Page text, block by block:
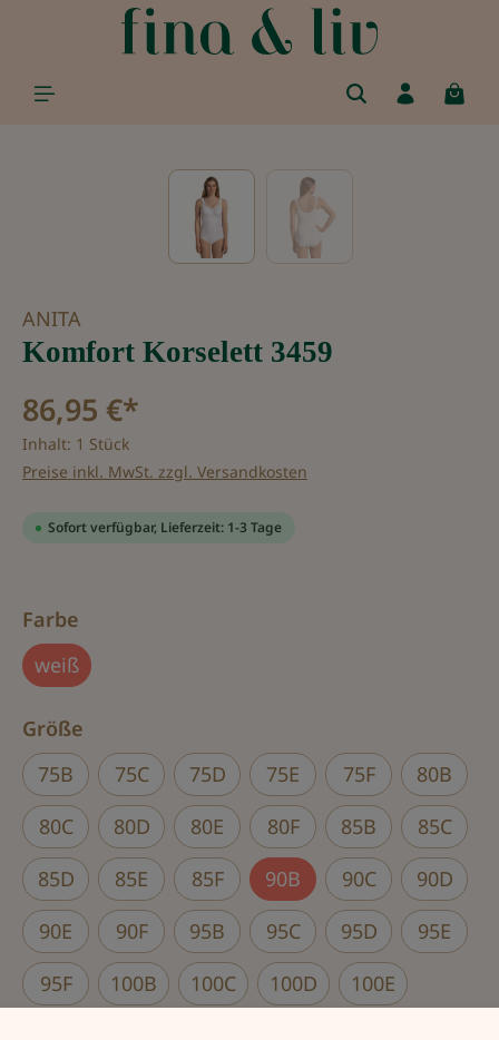
springen
Bildergalerie überspringen
ANITA
Komfort Korselett 3459
86,95 €*
Inhalt: 1 Stück
Preise inkl. MwSt. zzgl. Versandkosten
Sofort verfügbar, Lieferzeit: 1-3 Tage
Farbe
weiß
Größe
75B
75C 75D 75E 75F
80B
80C
80D 80E 80F 85B
85C
85D
85E 85F 90B 90C
90D
90E
90F 95B 95C 95D
95E
95F
100B 100C 100D
100E